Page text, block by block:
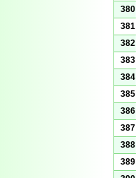
380
381
382
383
384
385
386
387
388
389